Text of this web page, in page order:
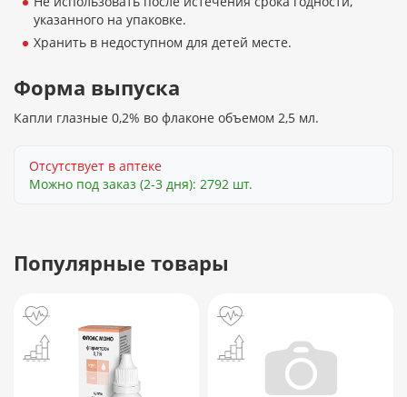
указанного на упаковке.
Хранить в недоступном для детей месте.
Форма выпуска
Капли глазные 0,2% во флаконе объемом 2,5 мл.
Отсутствует в аптеке
Можно под заказ (2-3 дня): 2792 шт.
Популярные товары